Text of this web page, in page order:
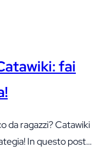
fai
da ragazzi? Catawiki
In questo post